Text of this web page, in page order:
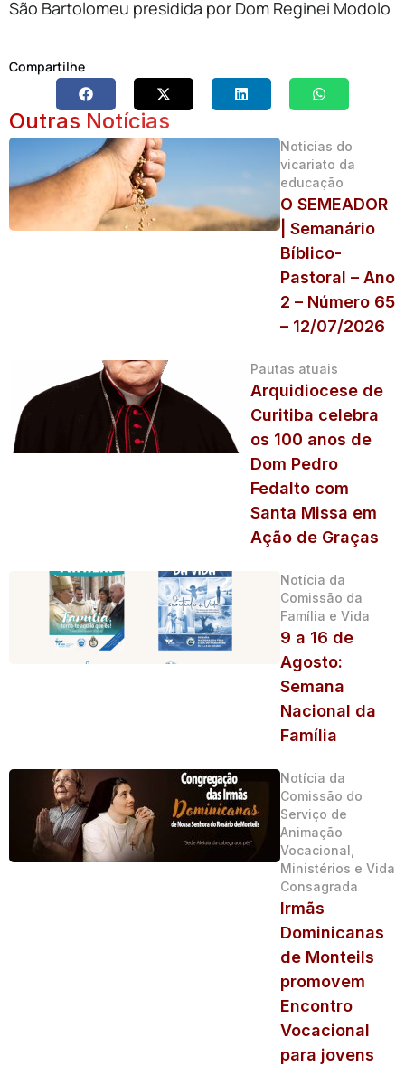
São Bartolomeu presidida por Dom Reginei Modolo
Compartilhe
Outras Notícias
Noticias do
vicariato da
educação
O SEMEADOR
| Semanário
Bíblico-
Pastoral – Ano
2 – Número 65
– 12/07/2026
Pautas atuais
Arquidiocese de
Curitiba celebra
os 100 anos de
Dom Pedro
Fedalto com
Santa Missa em
Ação de Graças
Notícia da
Comissão da
Família e Vida
9 a 16 de
Agosto:
Semana
Nacional da
Família
Notícia da
Comissão do
Serviço de
Animação
Vocacional,
Ministérios e Vida
Consagrada
Irmãs
Dominicanas
de Monteils
promovem
Encontro
Vocacional
para jovens